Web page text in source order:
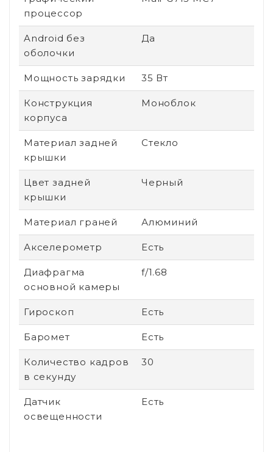
процессор
Android без
оболочки
Да
Мощность зарядки 35 Вт
Конструкция
корпуса
Моноблок
Материал задней
крышки
Стекло
Цвет задней
крышки
Черный
Материал граней Алюминий
Акселерометр Есть
Диафрагма
основной камеры
f/1.68
Гироскоп Есть
Баромет Есть
Количество кадров
в секунду
30
Датчик
освещенности
Есть